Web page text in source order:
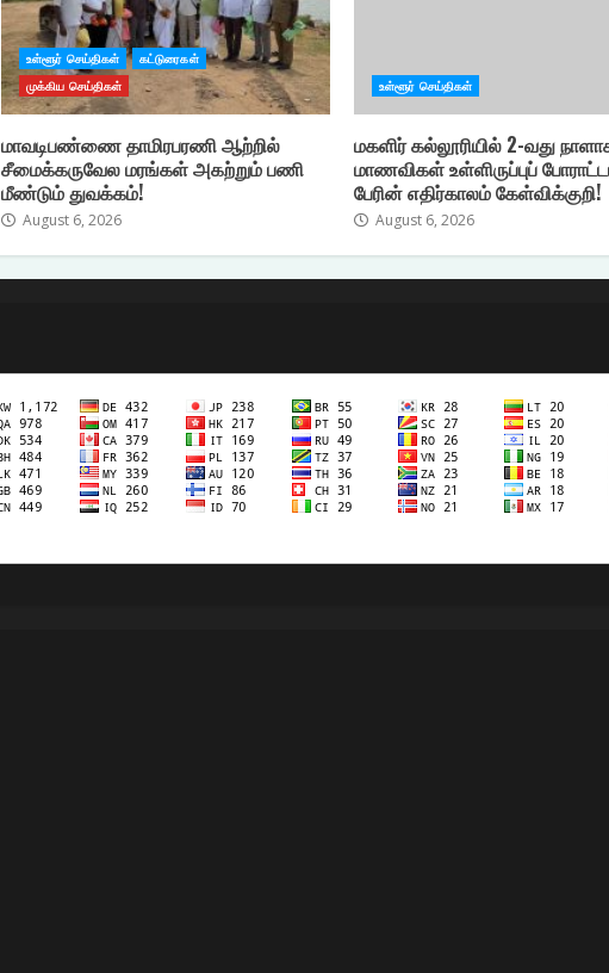
உள்ளூர் செய்திகள்
கட்டுரைகள்
முக்கிய செய்திகள்
மாவடிபண்ணை தாமிரபரணி ஆற்றில்
சீமைக்கருவேல மரங்கள் அகற்றும் பணி
மீண்டும் துவக்கம்!
August 6, 2026
உள்ளூர் செய்திகள்
மகளிர் கல்லூரியில் 2-வது
மாணவிகள் உள்ளிருப்புப்
பேரின் எதிர்காலம் கேள்விக்குறி!
August 6, 2026